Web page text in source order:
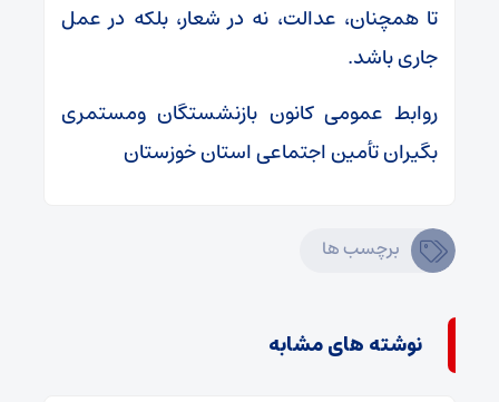
تا همچنان، عدالت، نه در شعار، بلکه در عمل
جاری باشد.
روابط عمومی کانون بازنشستگان ومستمری
بگیران تأمین اجتماعی استان خوزستان
برچسب ها
نوشته های مشابه